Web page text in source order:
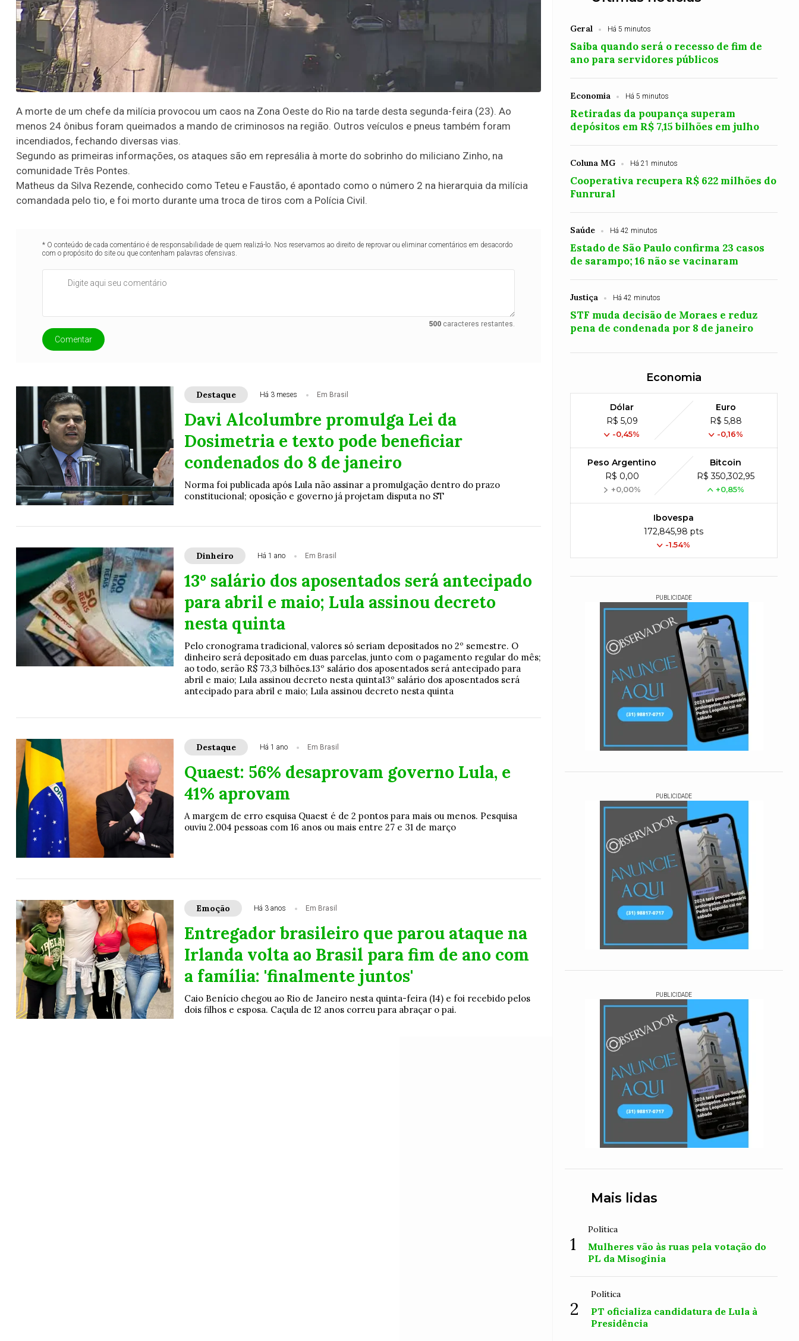
A morte de um chefe da milícia provocou um caos na Zona Oeste do Rio na tarde desta segunda-feira (23). Ao
menos 24 ônibus foram queimados a mando de criminosos na região. Outros veículos e pneus também foram
incendiados, fechando diversas vias.
Segundo as primeiras informações, os ataques são em represália à morte do sobrinho do miliciano Zinho, na
comunidade Três Pontes.
Matheus da Silva Rezende, conhecido como Teteu e Faustão, é apontado como o número 2 na hierarquia da milícia
comandada pelo tio, e foi morto durante uma troca de tiros com a Polícia Civil.
* O conteúdo de cada comentário é de responsabilidade de quem realizá-lo. Nos reservamos ao direito de reprovar ou eliminar comentários em desacordo
com o propósito do site ou que contenham palavras ofensivas.
500caracteres restantes.
Comentar
Destaque Há 3 meses Em Brasil
Davi Alcolumbre promulga Lei da
Dosimetria e texto pode beneficiar
condenados do 8 de janeiro
Norma foi publicada após Lula não assinar a promulgação dentro do prazo
constitucional; oposição e governo já projetam disputa no ST
Dinheiro Há 1 ano Em Brasil
13º salário dos aposentados será antecipado
para abril e maio; Lula assinou decreto
nesta quinta
Pelo cronograma tradicional, valores só seriam depositados no 2º semestre. O
dinheiro será depositado em duas parcelas, junto com o pagamento regular do mês;
ao todo, serão R$ 73,3 bilhões.13º salário dos aposentados será antecipado para
abril e maio; Lula assinou decreto nesta quinta13º salário dos aposentados será
antecipado para abril e maio; Lula assinou decreto nesta quinta
Destaque Há 1 ano Em Brasil
Quaest: 56% desaprovam governo Lula, e
41% aprovam
A margem de erro esquisa Quaest é de 2 pontos para mais ou menos. Pesquisa
ouviu 2.004 pessoas com 16 anos ou mais entre 27 e 31 de março
Emoção Há 3 anos Em Brasil
Entregador brasileiro que parou ataque na
Irlanda volta ao Brasil para fim de ano com
a família: 'finalmente juntos'
Caio Benício chegou ao Rio de Janeiro nesta quinta-feira (14) e foi recebido pelos
dois filhos e esposa. Caçula de 12 anos correu para abraçar o pai.
Geral Há 5 minutos
Saiba quando será o recesso de fim de
ano para servidores públicos
Economia Há 5 minutos
Retiradas da poupança superam
depósitos em R$ 7,15 bilhões em julho
Coluna MG Há 21 minutos
Cooperativa recupera R$ 622 milhões do
Funrural
Saúde Há 42 minutos
Estado de São Paulo confirma 23 casos
de sarampo; 16 não se vacinaram
Justiça Há 42 minutos
STF muda decisão de Moraes e reduz
pena de condenada por 8 de janeiro
Economia
Dólar
R$ 5,09
-0,45%
Euro
R$ 5,88
-0,16%
Peso Argentino
R$ 0,00
+0,00%
Bitcoin
R$ 350,302,95
+0,85%
Ibovespa
172,845,98 pts
-1.54%
PUBLICIDADE
PUBLICIDADE
PUBLICIDADE
Mais lidas
1
Política
Mulheres vão às ruas pela votação do
PL da Misoginia
2
Política
PT oficializa candidatura de Lula à
Presidência